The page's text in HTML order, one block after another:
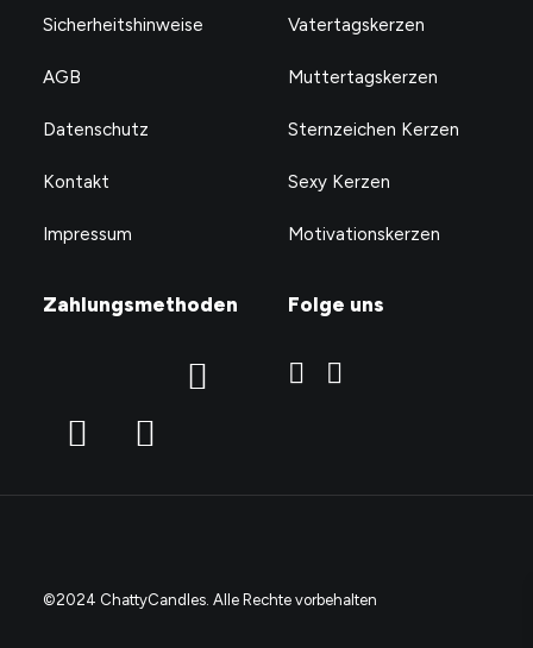
Sicherheitshinweise
AGB
Datenschutz
Kontakt
Impressum
Vatertagskerzen
Muttertagskerzen
Sternzeichen Kerzen
Sexy Kerzen
Motivationskerzen
Zahlungsmethoden Folge uns
©2024 ChattyCandles. Alle Rechte vorbehalten